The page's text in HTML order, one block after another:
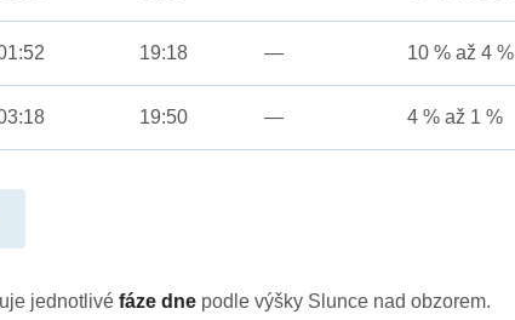
19:18 — 10 % až 4 %
19:50 — 4 % až 1 %
jednotlivéfáze dne podle výšky Slunce nad obzorem.